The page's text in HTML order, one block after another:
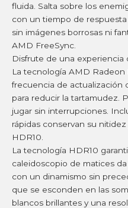
fluida. Salta sobre los
con un tiempo de respuesta
sin imágenes borrosas ni
AMD FreeSync.
Disfrute de una
La tecnología AMD Radeon
frecuencia de actualización
para reducir la tartamudez.
jugar sin interrupciones.
rápidas conservan su nitidez
HDR10.
La tecnología HDR10
caleidoscopio de matices
con un dinamismo sin
que se esconden en las
blancos brillantes y una